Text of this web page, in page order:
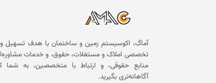
آماگ، اکوسیستم زمین و ساختمان با هدف تسهیل
تخصصی املاک و مستغلات، حقوق، و خدمات مشاوره‌ای
منابع حقوقی، و ارتباط با متخصصین، به
آگاهانه‌تری بگیرید.